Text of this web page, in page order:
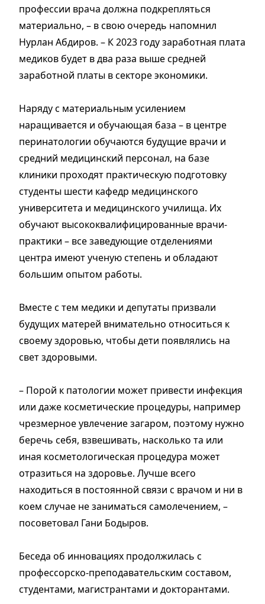
профессии врача должна подкрепляться
материально, – в свою очередь напомнил
Нурлан Абдиров. – К 2023 году заработная плата
медиков будет в два раза выше средней
заработной платы в секторе экономики.
Наряду с материальным усилением
наращивается и обучающая база – в центре
перинатологии обучаются будущие врачи и
средний медицинский персонал, на базе
клиники проходят практическую подготовку
студенты шести кафедр медицинского
университета и медицинского училища. Их
обучают высококвалифицированные врачи-
практики – все заведующие отделениями
центра имеют ученую степень и обладают
большим опытом работы.
Вместе с тем медики и депутаты призвали
будущих матерей внимательно относиться к
своему здоровью, чтобы дети появлялись на
свет здоровыми.
– Порой к патологии может привести инфекция
или даже косметические процедуры, например
чрезмерное увлечение загаром, поэтому нужно
беречь себя, взвешивать, насколько та или
иная косметологическая процедура может
отразиться на здоровье. Лучше всего
находиться в постоянной связи с врачом и ни в
коем случае не заниматься самолечением, –
посоветовал Гани Бодыров.
Беседа об инновациях продолжилась с
профессорско-преподавательским составом,
студентами, магистрантами и докторантами.